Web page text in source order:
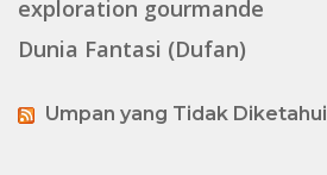
exploration gourmande
Dunia Fantasi (Dufan)
Umpan yang Tidak Diketahui